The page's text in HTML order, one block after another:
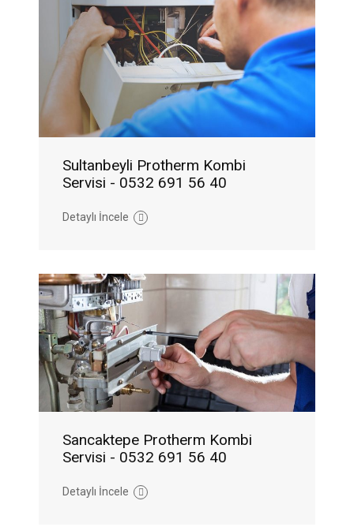
Sultanbeyli Protherm Kombi
Servisi - 0532 691 56 40
Detaylı İncele
Sancaktepe Protherm Kombi
Servisi - 0532 691 56 40
Detaylı İncele